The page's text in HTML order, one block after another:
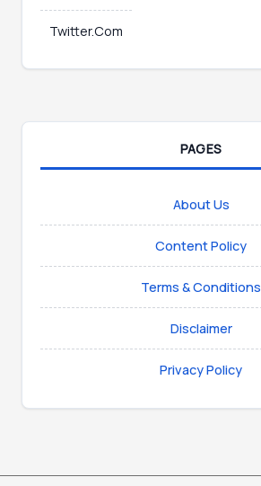
Twitter.Com
PAGES
About Us
Content Policy
Terms & Conditions
Disclaimer
Privacy Policy